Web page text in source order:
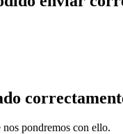
pondremos con ello.